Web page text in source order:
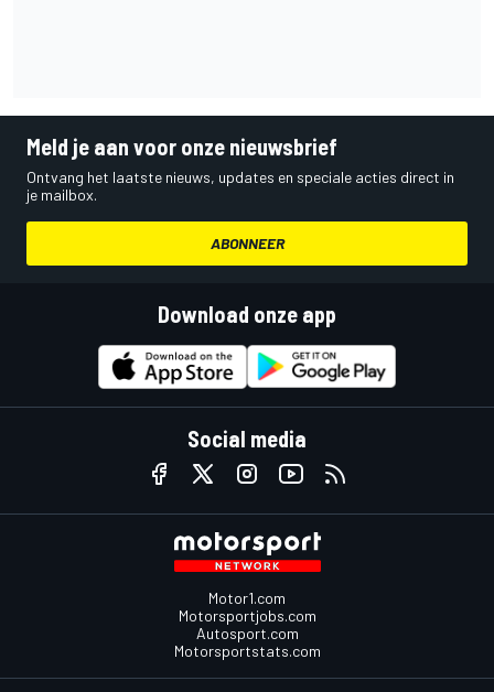
Meld je aan voor onze nieuwsbrief
Ontvang het laatste nieuws, updates en speciale acties direct in
je mailbox.
ABONNEER
Download onze app
Social media
Motor1.com
Motorsportjobs.com
Autosport.com
Motorsportstats.com